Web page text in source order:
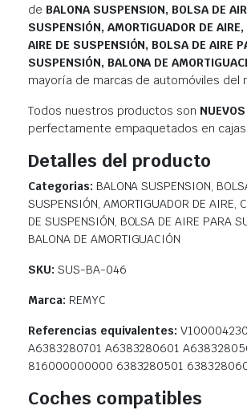
de BALONA SUSPENSION, BOLSA DE
SUSPENSIÓN, AMORTIGUADOR DE AIRE,
AIRE DE SUSPENSIÓN, BOLSA DE AIRE
SUSPENSIÓN, BALONA DE
mayoría de marcas de automóviles del
Todos nuestros productos son NUEVOS
perfectamente empaquetados en cajas.
Detalles del producto
Categorias: BALONA SUSPENSION,
SUSPENSIÓN, AMORTIGUADOR DE AIRE,
DE SUSPENSIÓN, BOLSA DE AIRE PARA
BALONA DE AMORTIGUACIÓN
SKU: SUS-BA-046
Marca: REMYC
Referencias equivalentes:
A6383280701 A6383280601
816000000000 6383280501
Coches compatibles